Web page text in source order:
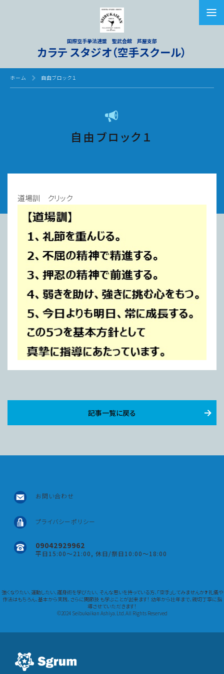
国際空手拳法連盟 聖武会館 芦屋支部
カラテ スタジオ（空手スクール）
ホーム 自由ブロック１
自由ブロック１
道場訓 クリック
記事一覧に戻る
お問い合わせ
プライバシーポリシー
09042929962
平日15:00～21:00, 休日/祭日10:00～18:00
強くなりたい、運動したい、護身術を学びたい、 そんな思いを持っている方、「空手」してみませんか❓ 礼儀や
作法はもちろん、基本から実践、さらに関節技 も学ぶことが出来ます！ 幼年から壮年まで、親切丁寧に指
導させていただきます！
©2024 Seibukaikan Ashiya.Ltd.All Rights Reserved